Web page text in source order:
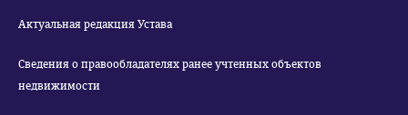
Актуальная редакция Устава
Сведения о правообладателях ранее учтенных объектов
недвижимости